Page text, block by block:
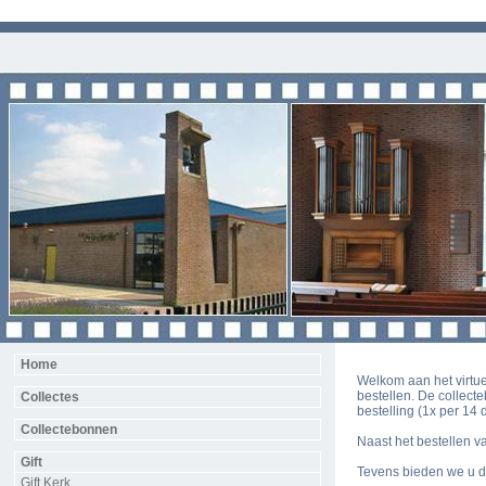
Welkom aan het
bestellen. De
bestelling (1x per 14
Naast het bestellen
Tevens bieden we u
Home
Collectes
Collectebonnen
Gift
Gift Kerk